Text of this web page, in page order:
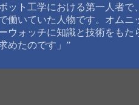
ット工学における第一人者で
働いていた人物です。オムニ
ウォッチに知識と技術をもた
めたのです」”